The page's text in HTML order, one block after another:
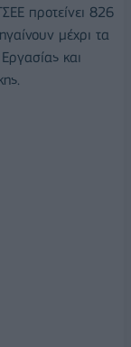
προτείνει 826
μέχρι τα
και